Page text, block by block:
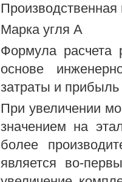
Марка угля А
Формула расчета
основе
затраты и
При увеличении
значением на
более
является во-